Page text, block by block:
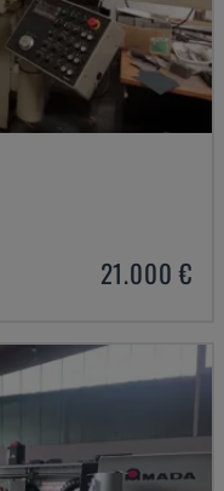
21.000 €